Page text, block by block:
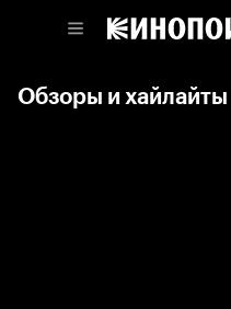
Обзоры и хайлайты